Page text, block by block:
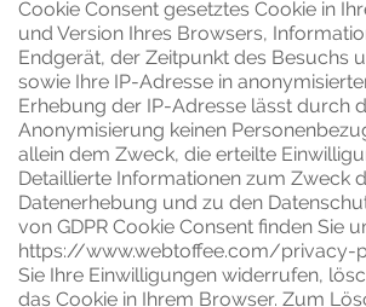
Cookie Consent gesetztes Cookie in
und Version Ihres Browsers,
Endgerät, der Zeitpunkt des Besuchs
sowie Ihre IP-Adresse in
Erhebung der IP-Adresse lässt durch
Anonymisierung keinen
allein dem Zweck, die erteilte
Detaillierte Informationen zum Zweck
Datenerhebung und zu den
von GDPR Cookie Consent finden Sie
https://www.webtoffee.com/privacy-
Sie Ihre Einwilligungen widerrufen,
das Cookie in Ihrem Browser. Zum